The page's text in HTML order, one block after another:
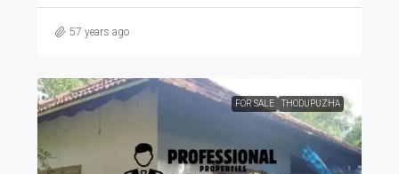
57 years ago
FOR SALE THODUPUZHA